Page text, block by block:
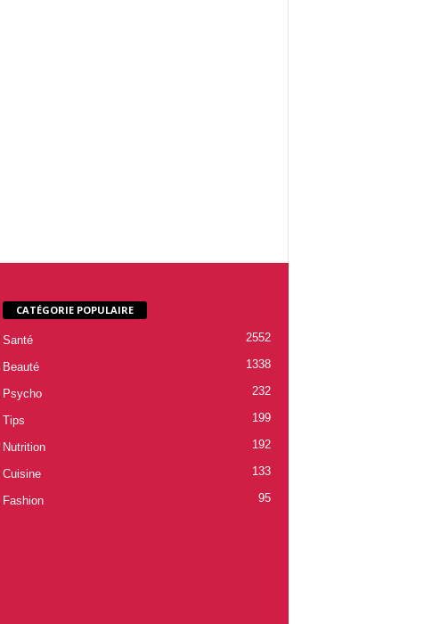
CATÉGORIE POPULAIRE
Santé 2552
Beauté 1338
Psycho 232
Tips 199
Nutrition 192
Cuisine 133
Fashion 95